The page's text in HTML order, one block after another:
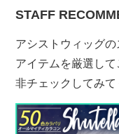
STAFF
アシストウィッグ
アイテムを厳選し
非チェックしてみて